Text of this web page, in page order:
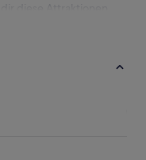
Albufeira und Strand
nahe